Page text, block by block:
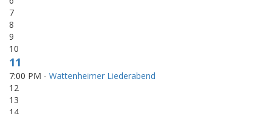
7
8
9
10
11
7:00 PM - Wattenheimer Liederabend
12
13